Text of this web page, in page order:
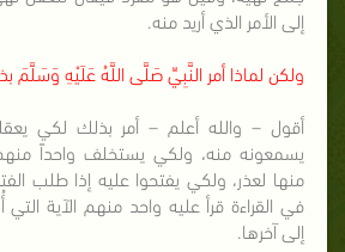
إلى الأمر الذي أريد منه.
ولكن لماذا أمر النَّبِيِّ صَلَّى اللَّهُ عَلَيْهِ وَسَلَّمَ
أقول – والله أعلم – أمر بذلك لكي
يسمعونه منه، ولكي يستخلف واحداً
منها لعذر، ولكي يفتحوا عليه إذا طلب
في القراءة قرأ عليه واحد منهم الآية التي
إلى آخرها.